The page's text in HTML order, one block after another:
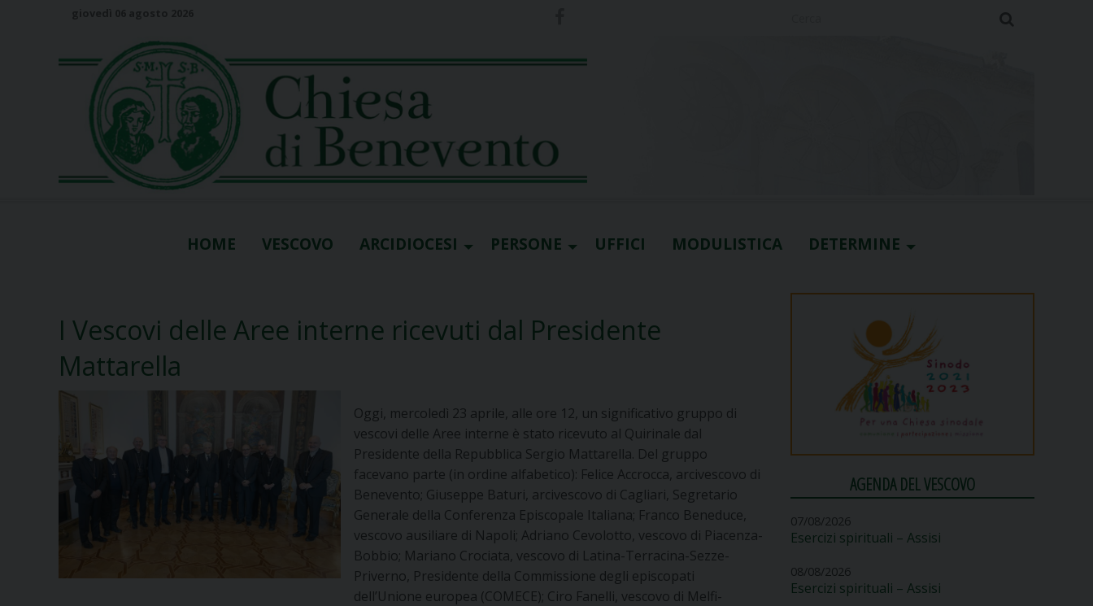
HOME VESCOVO ARCIDIOCESI PERSONE UFFICI MODULISTICA DETERMINE
I Vescovi delle Aree interne ricevuti dal Presidente
Mattarella
Oggi, mercoledì 23 aprile, alle ore 12, un significativo gruppo di
vescovi delle Aree interne è stato ricevuto al Quirinale dal
Presidente della Repubblica Sergio Mattarella. Del gruppo
facevano parte (in ordine alfabetico): Felice Accrocca, arcivescovo di
Benevento; Giuseppe Baturi, arcivescovo di Cagliari, Segretario
Generale della Conferenza Episcopale Italiana; Franco Beneduce,
vescovo ausiliare di Napoli; Adriano Cevolotto, vescovo di Piacenza-
Bobbio; Mariano Crociata, vescovo di Latina-Terracina-Sezze-
Priverno, Presidente della Commissione degli episcopati
dell’Unione europea (COMECE); Ciro Fanelli, vescovo di Melfi-
AGENDA DEL VESCOVO
07/08/2026
Esercizi spirituali – Assisi
08/08/2026
Esercizi spirituali – Assisi